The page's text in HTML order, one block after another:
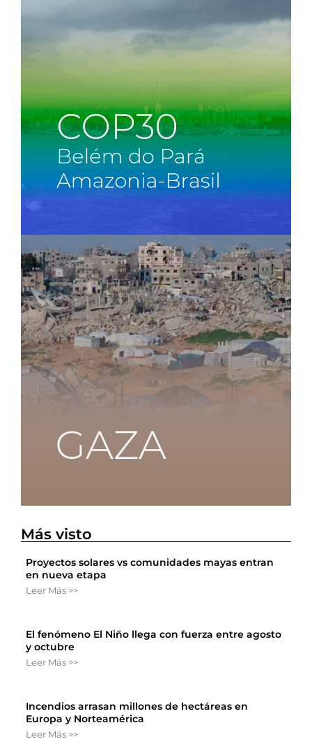
Más visto
Proyectos solares vs comunidades mayas entran
en nueva etapa
Leer Más >>
El fenómeno El Niño llega con fuerza entre agosto
y octubre
Leer Más >>
Incendios arrasan millones de hectáreas en
Europa y Norteamérica
Leer Más >>